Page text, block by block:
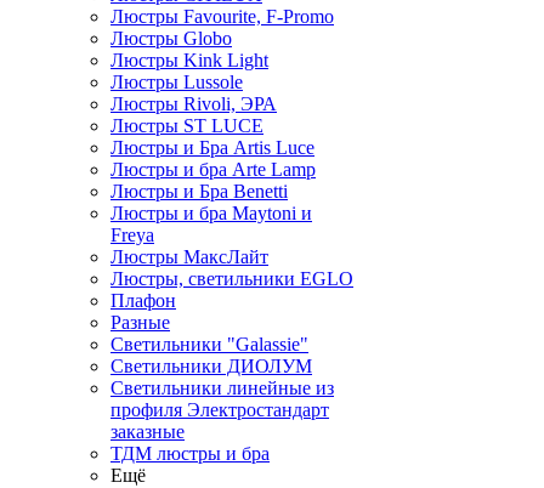
Люстры Favourite, F-Promo
Люстры Globo
Люстры Kink Light
Люстры Lussole
Люстры Rivoli, ЭРА
Люстры ST LUCE
Люстры и Бра Artis Luce
Люстры и бра Arte Lamp
Люстры и Бра Benetti
Люстры и бра Maytoni и
Freya
Люстры МаксЛайт
Люстры, светильники EGLO
Плафон
Разные
Светильники "Galassie"
Светильники ДИОЛУМ
Светильники линейные из
профиля Электростандарт
заказные
ТДМ люстры и бра
Ещё